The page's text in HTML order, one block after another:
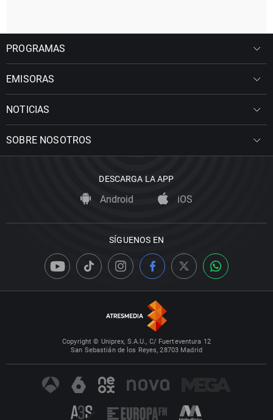
PROGRAMAS
EMISORAS
NOTICIAS
SOBRE NOSOTROS
DESCARGA LA APP
Android iOS
SÍGUENOS EN
Copyright © Uniprex, S.A.U., C/ Fuerteventura 12
San Sebastián de los Reyes, 28703 Madrid